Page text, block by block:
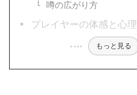
噂の広がり方
プレイヤーの体感と心理
もっと見る